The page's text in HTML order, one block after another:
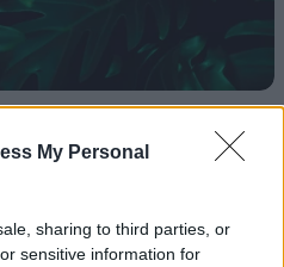
My Personal
sharing to third parties, or
sensitive information for
találtak